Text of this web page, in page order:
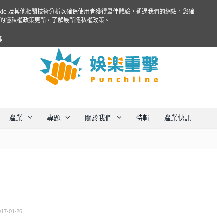
產業 專題 關於我們 特輯 產業快訊
01-26
及其他相關技術分析以確保使用者獲得最佳體驗，通過我們的網站，您確
隱私權政策更新，
了解最新隱私權政策 。